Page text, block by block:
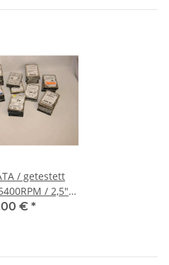
9,5mm #2000.67
€ *